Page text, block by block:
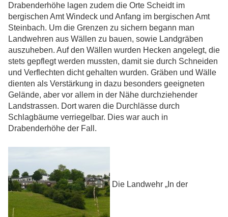
Drabenderhöhe lagen zudem die Orte Scheidt im
bergischen Amt Windeck und Anfang im bergischen Amt
Steinbach. Um die Grenzen zu sichern begann man
Landwehren aus Wällen zu bauen, sowie Landgräben
auszuheben. Auf den Wällen wurden Hecken angelegt, die
stets gepflegt werden mussten, damit sie durch Schneiden
und Verflechten dicht gehalten wurden. Gräben und Wälle
dienten als Verstärkung in dazu besonders geeigneten
Gelände, aber vor allem in der Nähe durchziehender
Landstrassen. Dort waren die Durchlässe durch
Schlagbäume verriegelbar. Dies war auch in
Drabenderhöhe der Fall.
Die Landwehr „In der